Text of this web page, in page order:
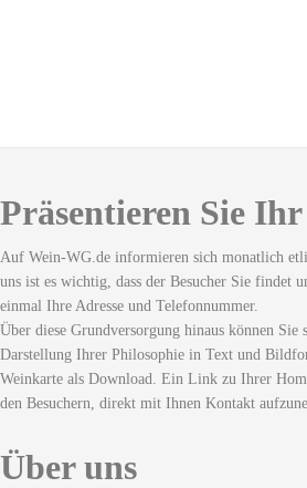
Präsentieren Sie
Auf Wein-WG.de informieren sich monatlich
uns ist es wichtig, dass der Besucher Sie findet
einmal Ihre Adresse und Telefonnummer.
Über diese Grundversorgung hinaus können
Darstellung Ihrer Philosophie in Text und
Weinkarte als Download. Ein Link zu Ihrer
den Besuchern, direkt mit Ihnen Kontakt
Über uns